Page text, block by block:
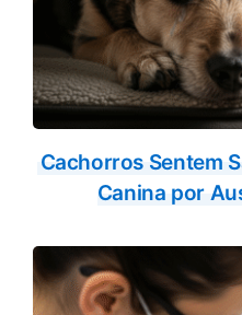
Cachorros Sentem
Canina por